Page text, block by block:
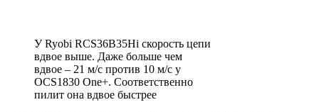
У Ryobi RCS36B35Hi скорость цепи
вдвое выше. Даже больше чем
вдвое – 21 м/с против 10 м/с у
OCS1830 One+. Соответственно
пилит она вдвое быстрее